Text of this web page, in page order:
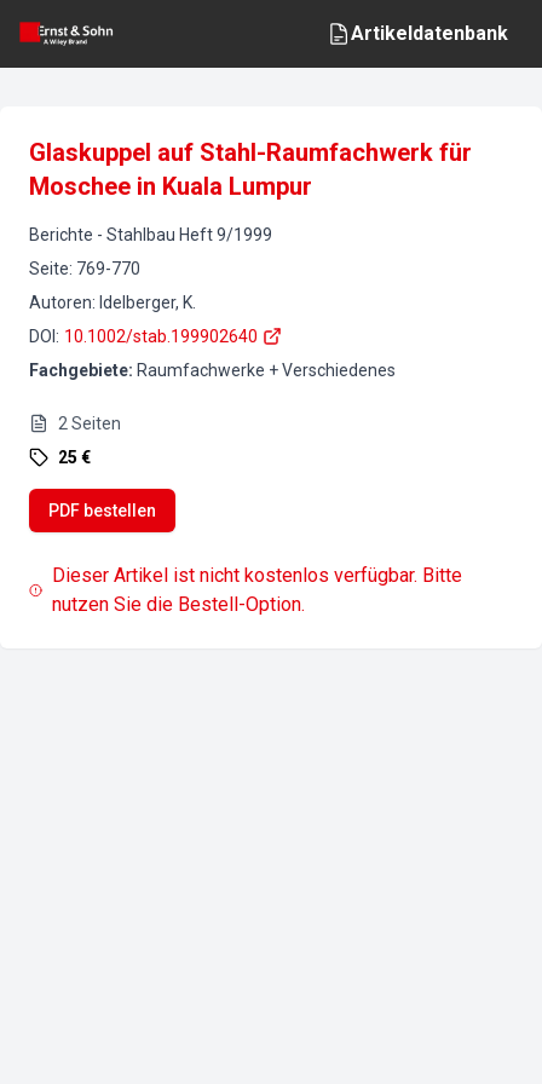
Artikeldatenbank
Glaskuppel auf Stahl-Raumfachwerk für
Moschee in Kuala Lumpur
Berichte - Stahlbau Heft9/1999
Seite: 769-770
Autoren: Idelberger, K.
DOI : 10.1002/stab.199902640
Fachgebiete: Raumfachwerke + Verschiedenes
2 Seiten
25 €
PDF bestellen
Dieser Artikel ist nicht kostenlos verfügbar. Bitte
nutzen Sie die Bestell-Option.